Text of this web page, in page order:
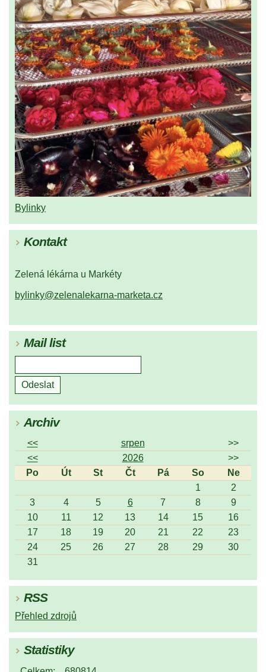
Bylinky
Kontakt
Zelená lékárna u Markéty
bylinky@zelenalekarna-marketa.cz
Mail list
Archiv
<< srpen
>>
<<
2026
>>
Po
Út St Čt Pá So
Ne
1
2
3
4 5 6 7 8
9
10
11 12 13 14 15
16
17
18 19 20 21 22
23
24
25 26 27 28 29
30
31
RSS
Přehled zdrojů
Statistiky